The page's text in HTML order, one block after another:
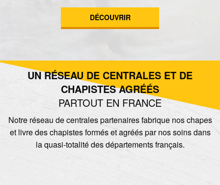
DÉCOUVRIR
UN RÉSEAU DE CENTRALES ET DE
CHAPISTES AGRÉÉS
PARTOUT EN FRANCE
Notre réseau de centrales partenaires fabrique nos chapes
et livre des chapistes formés et agréés par nos soins dans
la quasi-totalité des départements français.